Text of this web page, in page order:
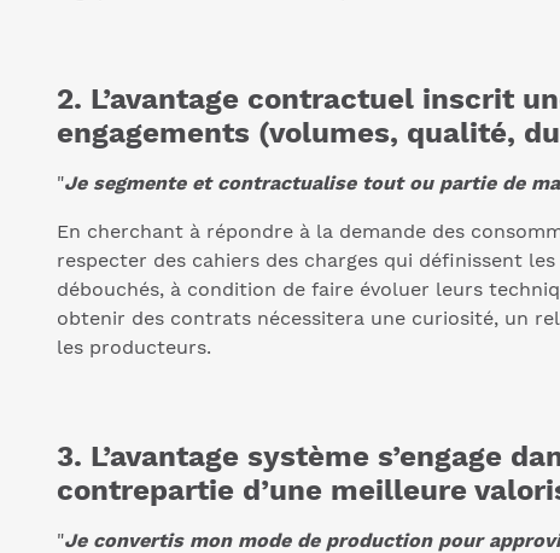
2. L’avantage contractuel inscrit
engagements (volumes, qualité,
"Je segmente et contractualise tout ou partie de
En cherchant à répondre à la demande des
respecter des cahiers des charges qui définissent
débouchés, à condition de faire évoluer leurs
obtenir des contrats nécessitera une curiosité, un
les producteurs.
3. L’avantage système s’engage
contrepartie d’une meilleure
"Je convertis mon mode de production pour